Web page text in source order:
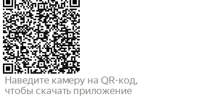
Наведите камеру на QR-код,
чтобы скачать приложение